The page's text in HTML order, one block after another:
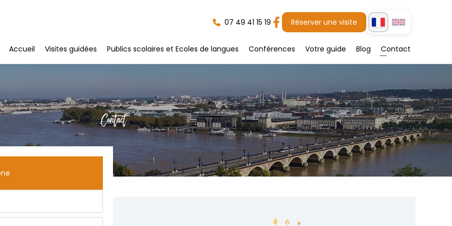
Accueil
Visites guidées Publics scolaires et Ecoles de langues Conférences Votre guide Blog Contact
07 49 41 15 19 Réserver une visite
Contact